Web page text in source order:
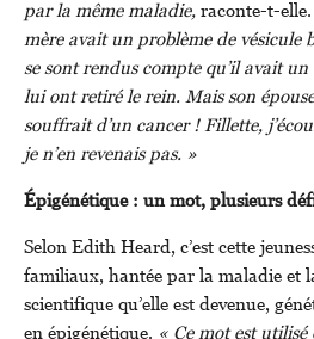
par la même maladie,raconte-t-elle.
mère avait un problème de vésicule
se sont rendus compte qu’il avait
lui ont retiré le rein. Mais son
souffrait d’un cancer ! Fillette,
je n’en revenais pas. »
Épigénétique : un mot, plusieurs
Selon Edith Heard, c’est cette
familiaux, hantée par la maladie et
scientifique qu’elle est devenue,
en épigénétique. « Ce mot est